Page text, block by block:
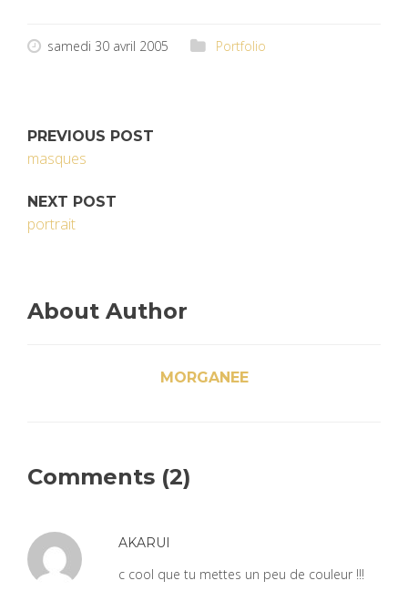
samedi 30 avril 2005 Portfolio
PREVIOUS POST
masques
NEXT POST
portrait
About Author
MORGANEE
Comments (2)
AKARUI
c cool que tu mettes un peu de couleur !!!